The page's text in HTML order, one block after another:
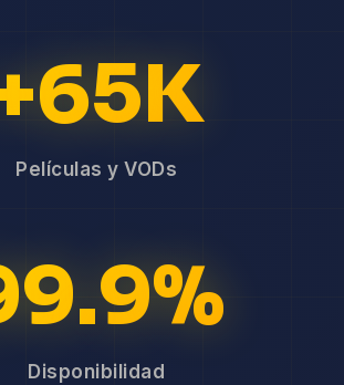
Películas y VODs
Disponibilidad